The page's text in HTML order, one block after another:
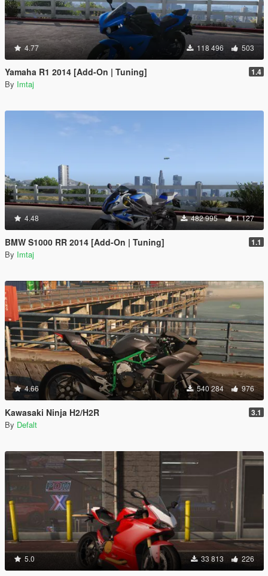
4.77 118 496 503
Yamaha R1 2014 [Add-On | Tuning] 1.4
By Imtaj
4.48 482 995 1 127
BMW S1000 RR 2014 [Add-On | Tuning] 1.1
By Imtaj
4.66 540 284 976
Kawasaki Ninja H2/H2R 3.1
By Defalt
5.0 33 813 226